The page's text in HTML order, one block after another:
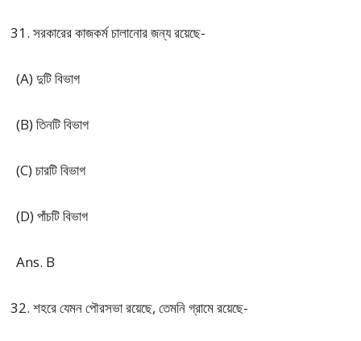
সরকারের কাজকর্ম চালানোর জন্য রয়েছে-
(A) দুটি বিভাগ
(B) তিনটি বিভাগ
(C) চারটি বিভাগ
(D) পাঁচটি বিভাগ
Ans. B
শহরে যেমন পৌরসভা রয়েছে, তেমনি গ্রামে রয়েছে-